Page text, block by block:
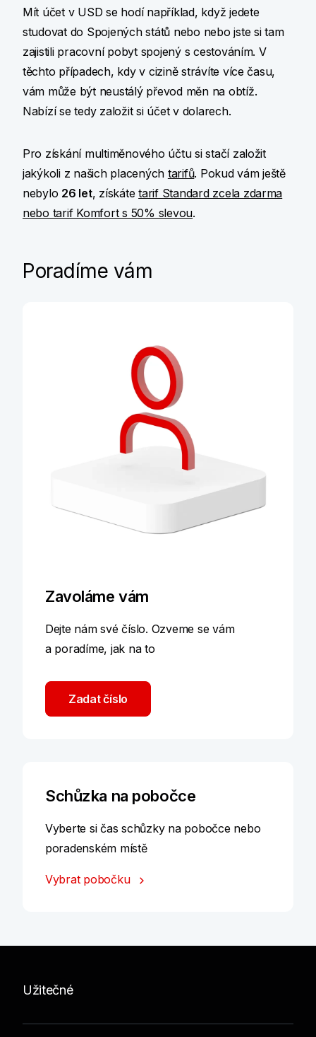
Mít účet v USD se hodí například, když jedete
studovat do Spojených států nebo nebo jste si tam
zajistili pracovní pobyt spojený s cestováním. V
těchto případech, kdy v cizině strávíte více času,
vám může být neustálý převod měn na obtíž.
Nabízí se tedy založit si účet v dolarech.
Pro získání multiměnového účtu si stačí založit
jakýkoli z našich placených tarifů. Pokud vám ještě
nebylo 26 let, získátetarif Standard zcela zdarma
nebo tarif Komfort s 50% slevou.
Poradíme vám
Zavoláme vám
Dejte nám své číslo. Ozveme se vám
a poradíme, jak na to
Zadat číslo
Schůzka na pobočce
Vyberte si čas schůzky na pobočce nebo
poradenském místě
Vybrat pobočku
Užitečné